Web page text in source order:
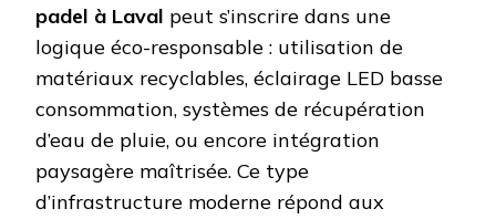
padel à Laval peut s’inscrire dans une
logique éco-responsable : utilisation de
matériaux recyclables, éclairage LED basse
consommation, systèmes de récupération
d’eau de pluie, ou encore intégration
paysagère maîtrisée. Ce type
d’infrastructure moderne répond aux